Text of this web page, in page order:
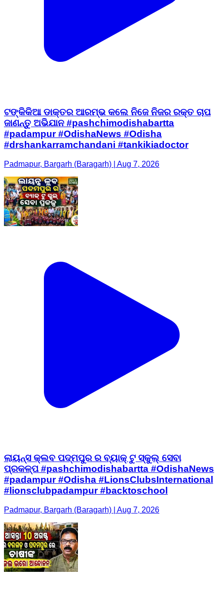
ଟଙ୍କିକିଆ ଡାକ୍ତର ଆରମ୍ଭ କଲେ ନିଜେ ନିଜର ରକ୍ତ ଚାପ
ଜାଣନ୍ତୁ ଅଭିଯାନ #pashchimodishabartta
#padampur #OdishaNews #Odisha
#drshankarramchandani #tankikiadoctor
Padmapur, Bargarh (Baragarh) | Aug 7, 2026
ଲାୟନ୍ସ କ୍ଲବ ପଦ୍ମପୁର ର ବ୍ୟାକ୍ ଟୁ ସ୍କୁଲ୍ ସେବା
ପ୍ରକଳ୍ପ #pashchimodishabartta #OdishaNews
#padampur #Odisha #LionsClubsInternational
#lionsclubpadampur #backtoschool
Padmapur, Bargarh (Baragarh) | Aug 7, 2026